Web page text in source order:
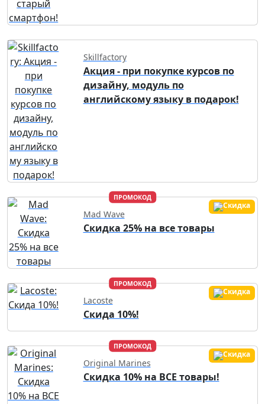
Skillfactory
Акция - при покупке курсов по
дизайну, модуль по
английскому языку в подарок!
ПРОМОКОД
Mad Wave
Скидка 25% на все товары
ПРОМОКОД
Lacoste
Скида 10%!
ПРОМОКОД
Original Marines
Скидка 10% на ВСЕ товары!